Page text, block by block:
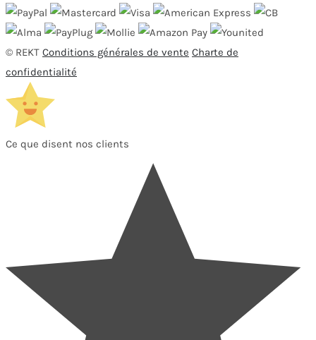
© REKT Conditions générales de vente Charte de
confidentialité
Ce que disent nos clients